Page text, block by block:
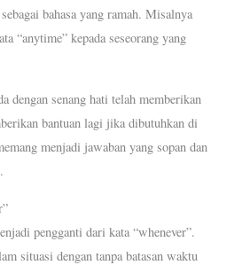
bahasa yang ramah. Misalnya
“anytime” kepada seseorang yang
dengan senang hati telah memberikan
bantuan lagi jika dibutuhkan di
menjadi jawaban yang sopan dan
pengganti dari kata “whenever”.
situasi dengan tanpa batasan waktu